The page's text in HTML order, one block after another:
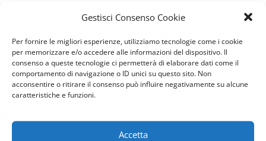
Gestisci Consenso Cookie
Per fornire le migliori esperienze, utilizziamo tecnologie come i cookie
per memorizzare e/o accedere alle informazioni del dispositivo. Il
consenso a queste tecnologie ci permetterà di elaborare dati come il
comportamento di navigazione o ID unici su questo sito. Non
acconsentire o ritirare il consenso può influire negativamente su alcune
caratteristiche e funzioni.
Accetta
che mette in relazione vari trasmettitori, convertitori
sicurezza in casa e anche per il suo funzionamento.
Nel nuovo sistema attuale, riguardo ad unImpianto
Elettrico Due Pontiesiste il centralino, più grande
confrontato ai sistemi obsoleti, e deve possedere
questo ultimo elemento il proprietario dell’immobile